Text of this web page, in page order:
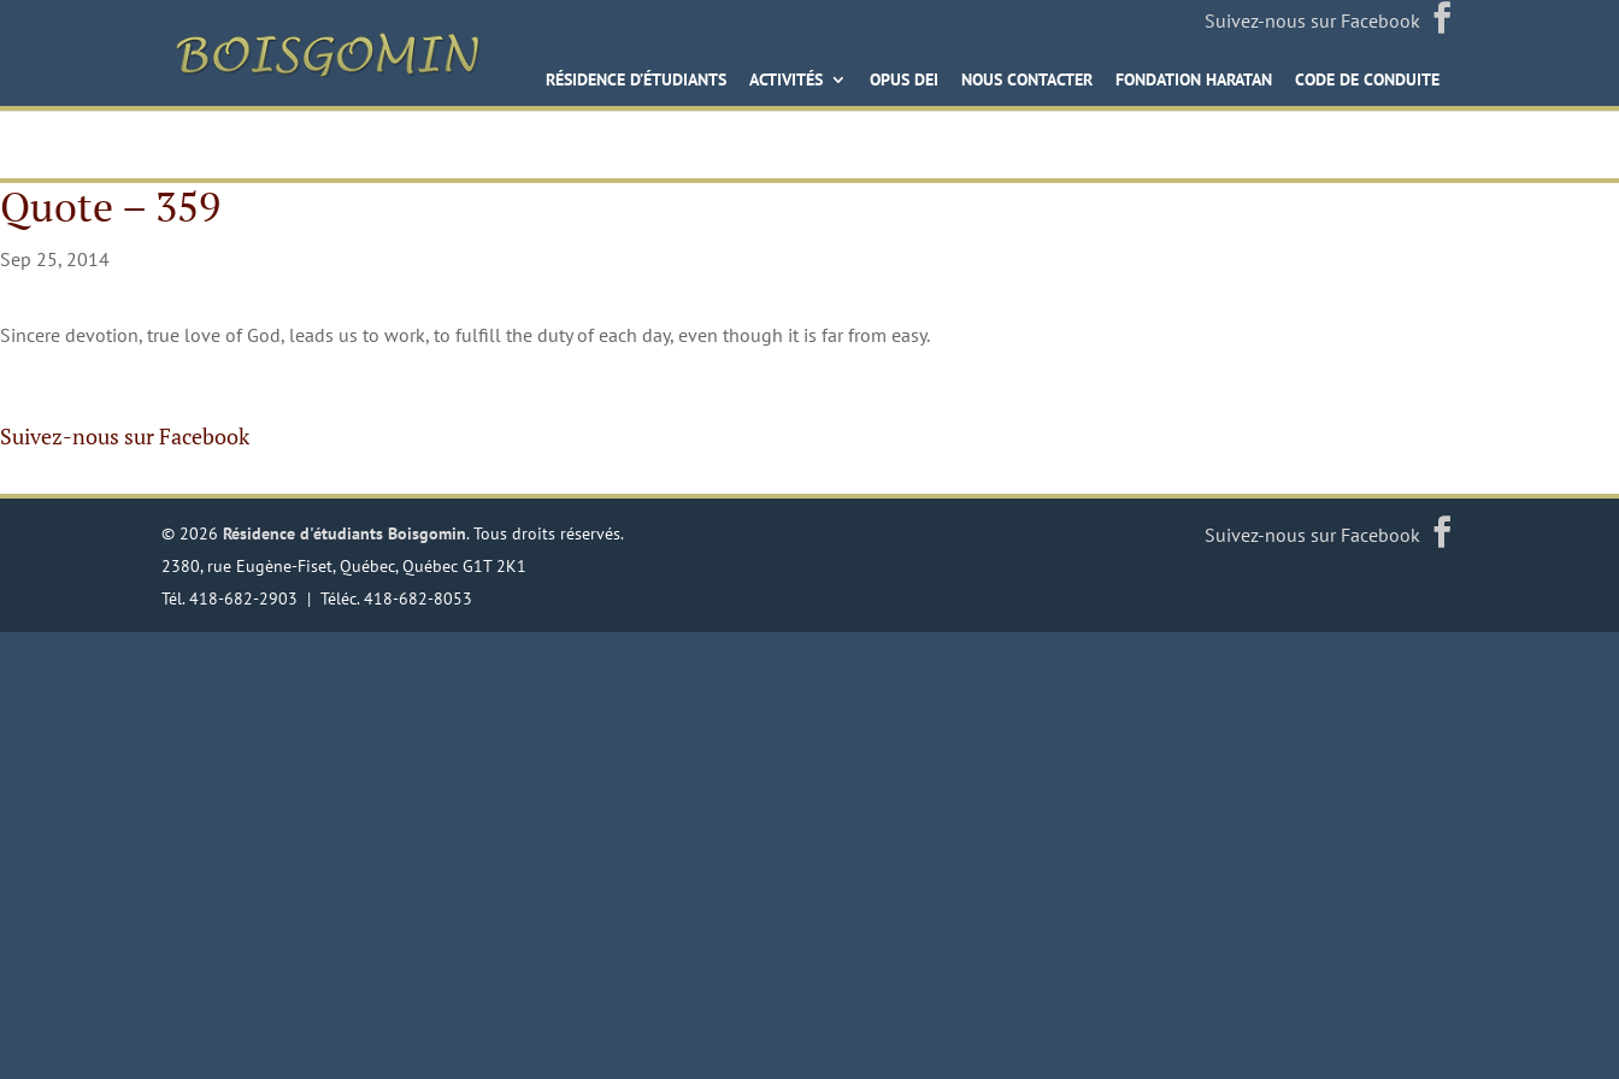
Suivez-nous sur Facebook
RÉSIDENCE D’ÉTUDIANTS ACTIVITÉS OPUS DEI NOUS CONTACTER FONDATION HARATAN CODE DE CONDUITE
Quote – 359
Sep 25, 2014
Sincere devotion, true love of God, leads us to work, to fulfill the duty of each day, even though it is far from easy.
Suivez-nous sur Facebook
Suivez-nous sur Facebook
© 2026Résidence d'étudiants Boisgomin. Tous droits réservés.
2380, rue Eugène-Fiset, Québec, Québec G1T 2K1
Tél. 418-682-2903 | Téléc. 418-682-8053